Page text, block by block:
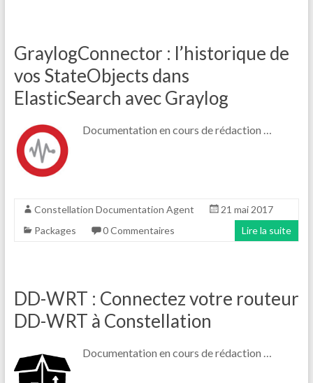
GraylogConnector : l’historique de
vos StateObjects dans
ElasticSearch avec Graylog
Documentation en cours de rédaction …
Constellation Documentation Agent
21 mai 2017
Packages
0 Commentaires Lire la suite
DD-WRT : Connectez votre routeur
DD-WRT à Constellation
Documentation en cours de rédaction …